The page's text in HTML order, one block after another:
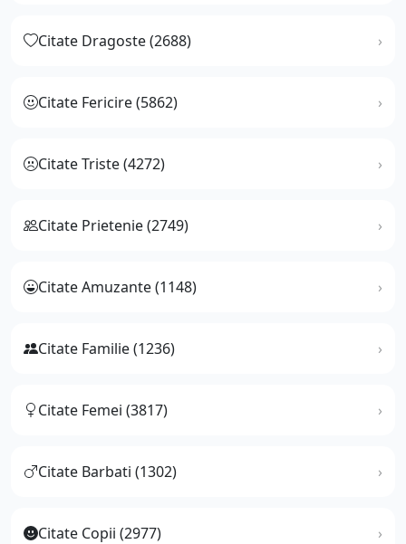
Citate Dragoste (2688)
Citate Fericire (5862)
Citate Triste (4272)
Citate Prietenie (2749)
Citate Amuzante (1148)
Citate Familie (1236)
Citate Femei (3817)
Citate Barbati (1302)
Citate Copii (2977)